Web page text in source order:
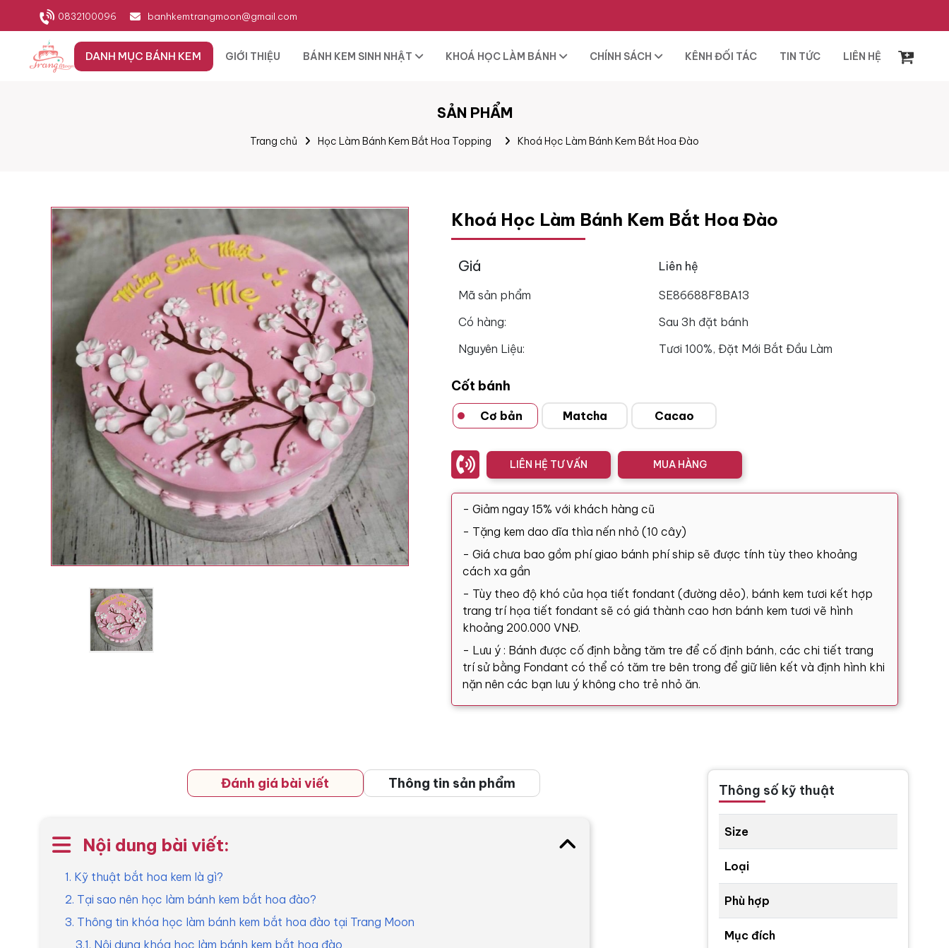
0832100096 banhkemtrangmoon@gmail.com
DANH MỤC BÁNH KEM GIỚI THIỆU BÁNH KEM SINH NHẬT KHOÁ HỌC LÀM BÁNH CHÍNH SÁCH KÊNH ĐỐI TÁC TIN TỨC LIÊN HỆ
SẢN PHẨM
Trang chủ Học Làm Bánh Kem Bắt Hoa Topping Khoá Học Làm Bánh Kem Bắt Hoa Đào
Khoá Học Làm Bánh Kem Bắt Hoa Đào
Giá Liên hệ
Mã sản phẩm
SE86688F8BA13
Có hàng:
Sau 3h đặt bánh
Nguyên Liệu:
Tươi 100%, Đặt Mới Bắt Đầu Làm
Cốt bánh
Cơ bản Matcha Cacao
LIÊN HỆ TƯ VẤN MUA HÀNG
- Giảm ngay 15% với khách hàng cũ
- Tặng kem dao dĩa thìa nến nhỏ (10 cây)
- Giá chưa bao gồm phí giao bánh phí ship sẽ được tính tùy theo khoảng
cách xa gần
- Tùy theo độ khó của họa tiết fondant (đường dẻo), bánh kem tươi kết hợp
trang trí họa tiết fondant sẽ có giá thành cao hơn bánh kem tươi vẽ hình
khoảng 200.000 VNĐ.
- Lưu ý : Bánh được cố định bằng tăm tre để cố định bánh, các chi tiết trang
trí sử bằng Fondant có thể có tăm tre bên trong để giữ liên kết và định hình khi
nặn nên các bạn lưu ý không cho trẻ nhỏ ăn.
Đánh giá bài viết Thông tin sản phẩm
Nội dung bài viết:
1. Kỹ thuật bắt hoa kem là gì?
2. Tại sao nên học làm bánh kem bắt hoa đào?
3. Thông tin khóa học làm bánh kem bắt hoa đào tại Trang Moon
3.1. Nội dung khóa học làm bánh kem bắt hoa đào
Thông số kỹ thuật
Size
Loại
Phù hợp
Mục đích